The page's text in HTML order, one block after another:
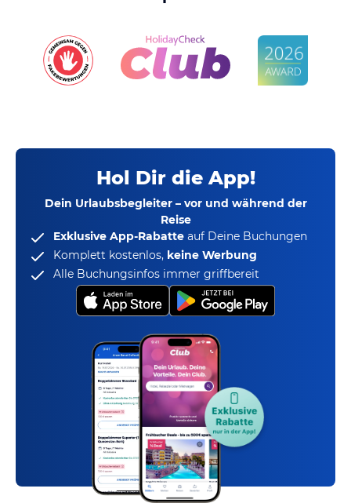
Hol Dir die App!
Dein Urlaubsbegleiter – vor und während der
Reise
Exklusive App-Rabatte auf Deine Buchungen
Komplett kostenlos, keine Werbung
Alle Buchungsinfos immer griffbereit